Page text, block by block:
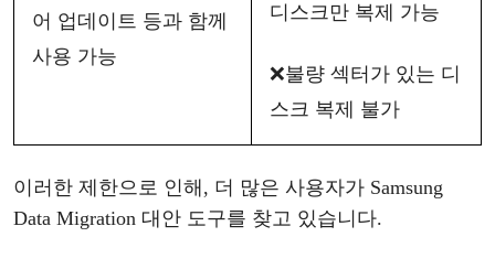
어 업데이트 등과 함께
사용 가능
디스크만 복제 가능
❌불량 섹터가 있는 디
스크 복제 불가
이러한 제한으로 인해 , 더 많은 사용자가 Samsung
Data Migration 대안 도구를 찾고 있습니다.